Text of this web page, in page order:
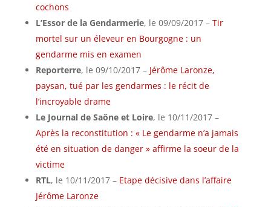
cochons
L’Essor de la Gendarmerie, le 09/09/2017 – Tir
mortel sur un éleveur en Bourgogne : un
gendarme mis en examen
Reporterre, le 09/10/2017 – Jérôme Laronze,
paysan, tué par les gendarmes : le récit de
l’incroyable drame
Le Journal de Saône et Loire, le 10/11/2017 –
Après la reconstitution : « Le gendarme n’a jamais
été en situation de danger » affirme la soeur de la
victime
RTL, le 10/11/2017 – Etape décisive dans l’affaire
Jérôme Laronze